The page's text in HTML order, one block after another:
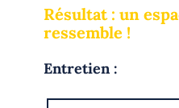
Résultat : un
ressemble !
Entretien :